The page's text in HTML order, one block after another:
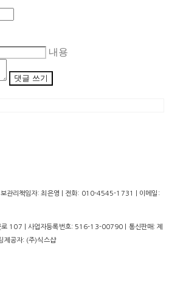
내용
댓글 쓰기
보관리책임자: 최은영 | 전화: 010-4545-1731 | 이메일:
로 107 | 사업자등록번호: 516-13-00790 | 통신판매:제
제공자: (주)식스샵